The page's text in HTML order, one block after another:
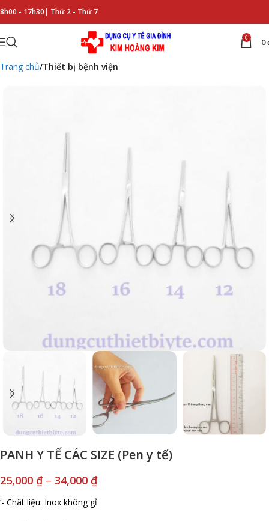
8h00 - 17h30| Thứ 2 - Thứ 7
0 0
Trang chủ Thiết bị bệnh viện
PANH Y TẾ CÁC SIZE (Pen y tế)
25,000 ₫ – 34,000 ₫
‘- Chât liệu: Inox không gỉ